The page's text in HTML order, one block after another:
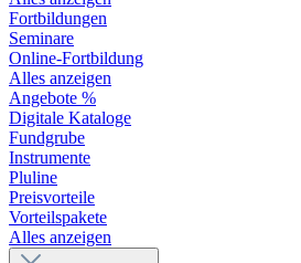
Fortbildungen
Seminare
Online-Fortbildung
Alles anzeigen
Angebote %
Digitale Kataloge
Fundgrube
Instrumente
Pluline
Preisvorteile
Vorteilspakete
Alles anzeigen